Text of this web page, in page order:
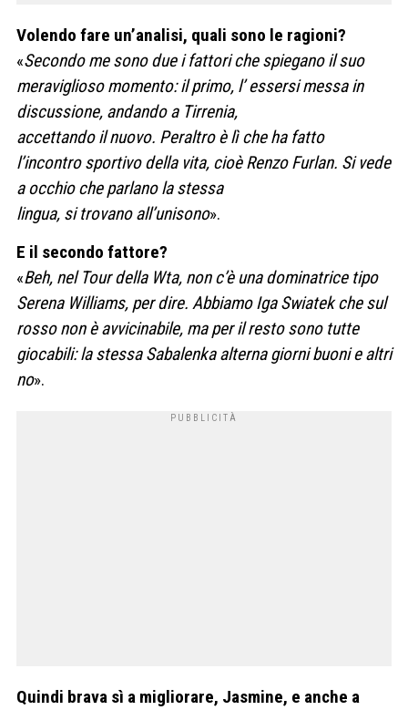
Volendo fare un’analisi, quali sono le ragioni?
«Secondo me sono due i fattori che spiegano il suo
meraviglioso momento: il primo, l’ essersi messa in
discussione, andando a Tirrenia,
accettando il nuovo. Peraltro è lì che ha fatto
l’incontro sportivo della vita, cioè Renzo Furlan. Si vede
a occhio che parlano la stessa
lingua, si trovano all’unisono».
E il secondo fattore?
«Beh, nel Tour della Wta, non c’è una dominatrice tipo
Serena Williams, per dire. Abbiamo Iga Swiatek che sul
rosso non è avvicinabile, ma per il resto sono tutte
giocabili: la stessa Sabalenka alterna giorni buoni e altri
no».
Quindi brava sì a migliorare, Jasmine, e anche a